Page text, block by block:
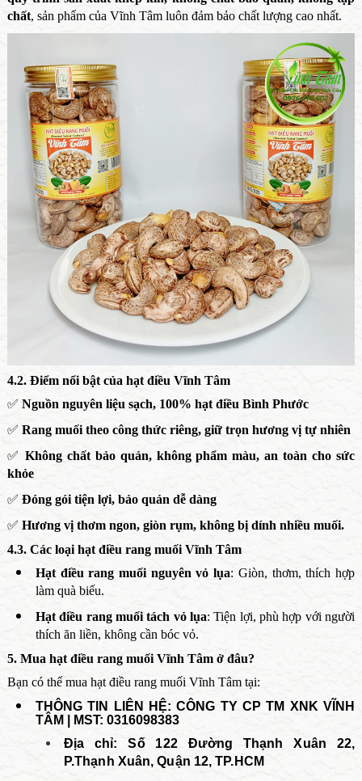
chất, sản phẩm của Vĩnh Tâm luôn đảm bảo chất lượng cao nhất.
4.2. Điểm nổi bật của hạt điều Vĩnh Tâm
✅ Nguồn nguyên liệu sạch, 100% hạt điều Bình Phước
✅ Rang muối theo công thức riêng, giữ trọn hương vị tự nhiên
✅ Không chất bảo quản, không phẩm màu, an toàn cho sức
khỏe
✅ Đóng gói tiện lợi, bảo quản dễ dàng
✅ Hương vị thơm ngon, giòn rụm, không bị dính nhiều muối.
4.3. Các loại hạt điều rang muối Vĩnh Tâm
Hạt điều rang muối nguyên vỏ lụa: Giòn, thơm, thích hợp
làm quà biếu.
Hạt điều rang muối tách vỏ lụa: Tiện lợi, phù hợp với người
thích ăn liền, không cần bóc vỏ.
5. Mua hạt điều rang muối Vĩnh Tâm ở đâu?
Bạn có thể mua hạt điều rang muối Vĩnh Tâm tại:
THÔNG TIN LIÊN HỆ: CÔNG TY CP TM XNK VĨNH
TÂM | MST: 0316098383
Địa chỉ: Số 122 Đường Thạnh Xuân 22,
P.Thạnh Xuân, Quận 12, TP.HCM